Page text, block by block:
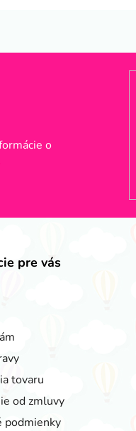
o
pre vás
tovaru
od zmluvy
podmienky